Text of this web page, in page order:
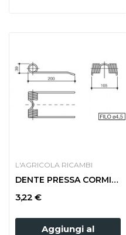
L'AGRICOLA RICAMBI
DENTE PRESSA CORMICK B 47 (LARGA)
3,22 €
Aggiungi al